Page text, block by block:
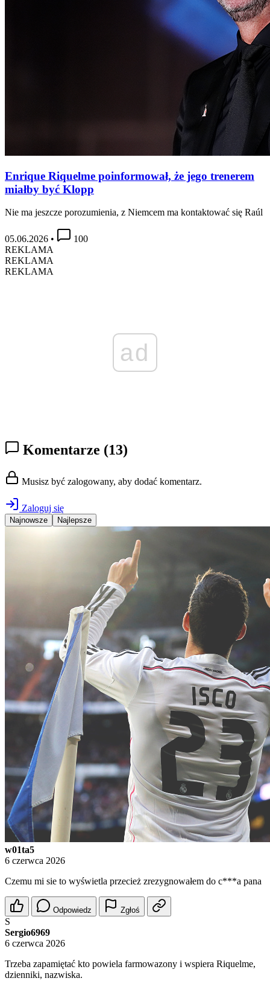
Enrique Riquelme poinformował, że jego trenerem
miałby być Klopp
Nie ma jeszcze porozumienia, z Niemcem ma kontaktować się Raúl
05.06.2026 •
100
REKLAMA
REKLAMA
REKLAMA
ad
Komentarze (13)
Musisz być zalogowany, aby dodać komentarz.
Zaloguj się
Najnowsze Najlepsze
w01ta5
6 czerwca 2026
Czemu mi sie to wyświetla przecież zrezygnowałem do c***a pana
Odpowiedz Zgłoś
S
Sergio6969
6 czerwca 2026
Trzeba zapamiętać kto powiela farmowazony i wspiera Riquelme,
dzienniki, nazwiska.